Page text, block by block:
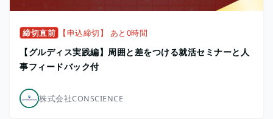
締切直前 【申込締切】 あと0時間
【グルディス実践編】周囲と差をつける就活セミナーと人
事フィードバック付
株式会社CONSCIENCE